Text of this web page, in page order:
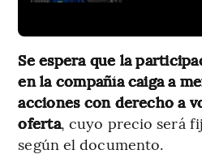
Se espera que la
en la compañía caiga a
acciones con derecho a
oferta, cuyo precio será
según el documento.